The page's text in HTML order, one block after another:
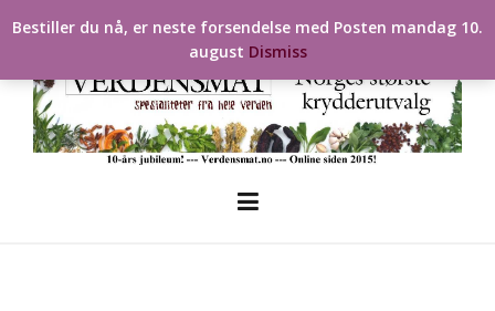
toBestiller du nå, er neste forsendelse med Posten mandag 10.
august Dismiss